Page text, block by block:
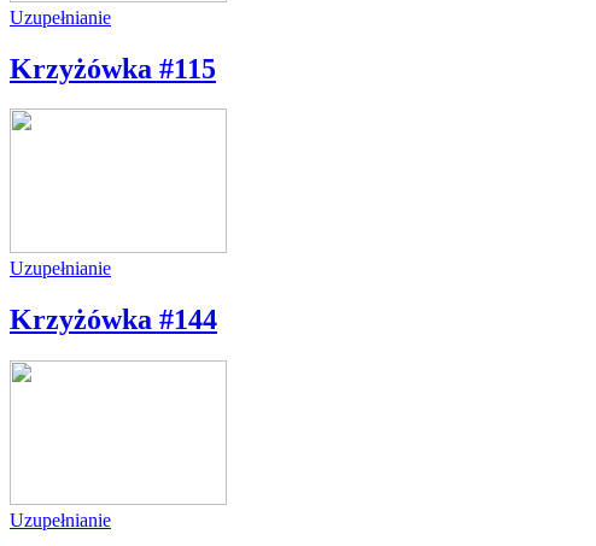
Uzupełnianie
Krzyżówka #115
Uzupełnianie
Krzyżówka #144
Uzupełnianie